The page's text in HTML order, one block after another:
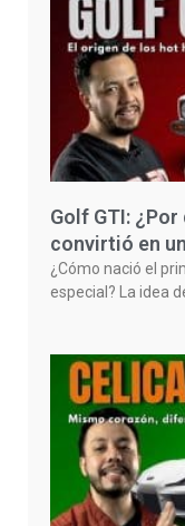
Golf GTI:
convirtió en
¿Cómo nació el
especial? La idea